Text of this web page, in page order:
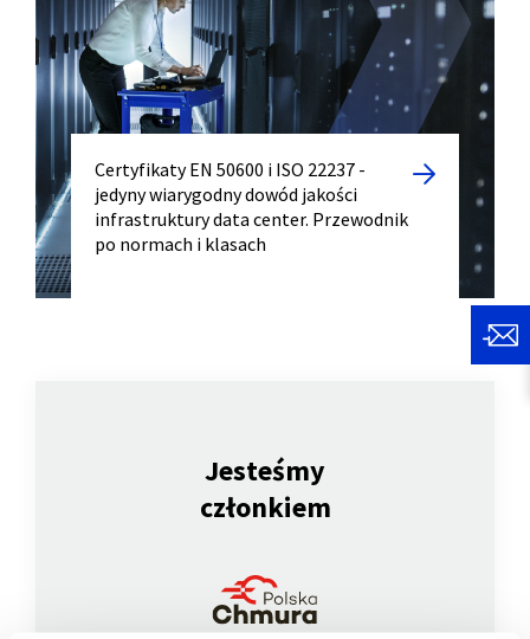
Certyfikaty EN 50600 i ISO 22237 -
jedyny wiarygodny dowód jakości
infrastruktury data center. Przewodnik
po normach i klasach
Jesteśmy
członkiem